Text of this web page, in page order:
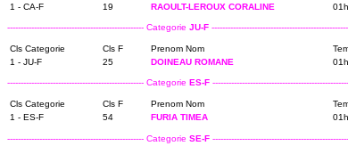
1 - CA-F
19 RAOULT-LEROUX CORALINE
--------------------------------------------------- Categorie JU-F
Cls Categorie Cls F Prenom Nom
1 - JU-F
25 DOINEAU ROMANE
--------------------------------------------------- Categorie ES-F
Cls Categorie Cls F Prenom Nom
1 - ES-F
54 FURIA TIMEA
--------------------------------------------------- Categorie SE-F